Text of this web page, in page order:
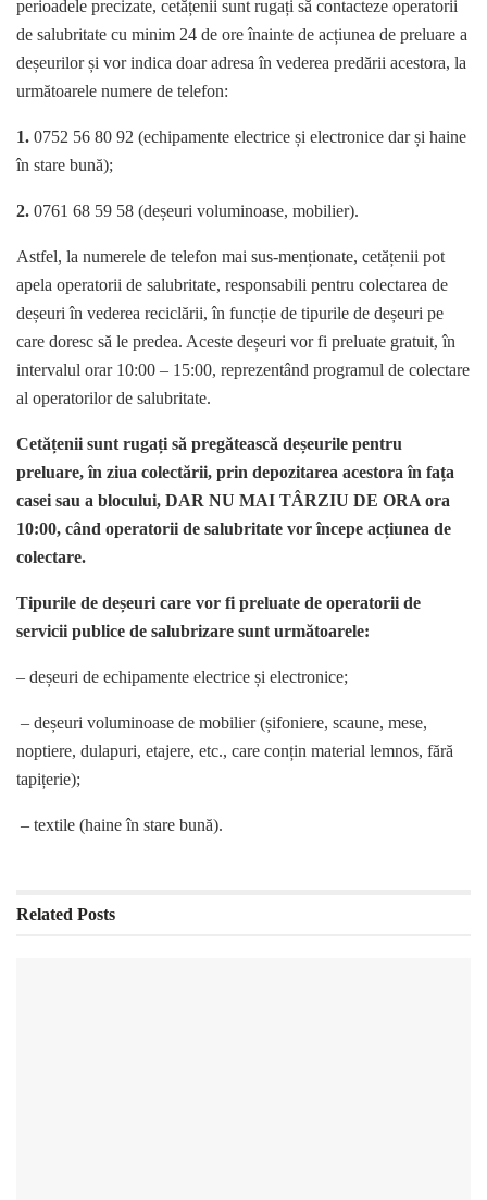
perioadele precizate, cetățenii sunt rugați să contacteze operatorii
de salubritate cu minim 24 de ore înainte de acțiunea de preluare a
deșeurilor și vor indica doar adresa în vederea predării acestora, la
următoarele numere de telefon:
1. 0752 56 80 92 (echipamente electrice și electronice dar și haine
în stare bună);
2. 0761 68 59 58 (deșeuri voluminoase, mobilier).
Astfel, la numerele de telefon mai sus-menționate, cetățenii pot
apela operatorii de salubritate, responsabili pentru colectarea de
deșeuri în vederea reciclării, în funcție de tipurile de deșeuri pe
care doresc să le predea. Aceste deșeuri vor fi preluate gratuit, în
intervalul orar 10:00 – 15:00, reprezentând programul de colectare
al operatorilor de salubritate.
Cetățenii sunt rugați să pregătească deșeurile pentru
preluare, în ziua colectării, prin depozitarea acestora în fața
casei sau a blocului, DAR NU MAI TÂRZIU DE ORA ora
10:00, când operatorii de salubritate vor începe acțiunea de
colectare.
Tipurile de deșeuri care vor fi preluate de operatorii de
servicii publice de salubrizare sunt următoarele:
– deșeuri de echipamente electrice și electronice;
– deșeuri voluminoase de mobilier (șifoniere, scaune, mese,
noptiere, dulapuri, etajere, etc., care conțin material lemnos, fără
tapițerie);
– textile (haine în stare bună).
Related Posts